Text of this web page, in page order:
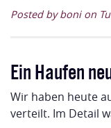
Posted by boni on
Ein Haufen
Wir haben heute
verteilt. Im Detail